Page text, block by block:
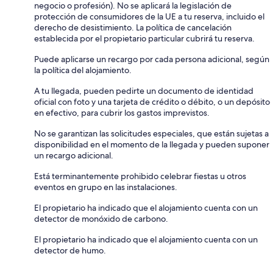
negocio o profesión). No se aplicará la legislación de
protección de consumidores de la UE a tu reserva, incluido el
derecho de desistimiento. La política de cancelación
establecida por el propietario particular cubrirá tu reserva.
Puede aplicarse un recargo por cada persona adicional, según
la política del alojamiento.
A tu llegada, pueden pedirte un documento de identidad
oficial con foto y una tarjeta de crédito o débito, o un depósito
en efectivo, para cubrir los gastos imprevistos.
No se garantizan las solicitudes especiales, que están sujetas a
disponibilidad en el momento de la llegada y pueden suponer
un recargo adicional.
Está terminantemente prohibido celebrar fiestas u otros
eventos en grupo en las instalaciones.
El propietario ha indicado que el alojamiento cuenta con un
detector de monóxido de carbono.
El propietario ha indicado que el alojamiento cuenta con un
detector de humo.